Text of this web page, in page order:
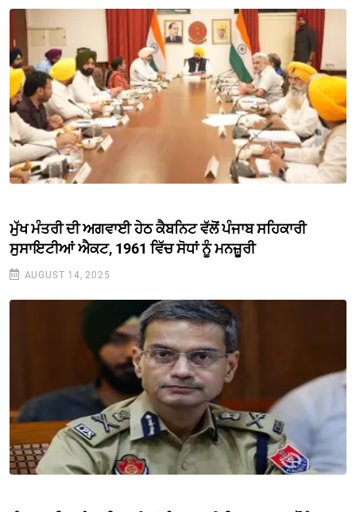
ਮੁੱਖ ਮੰਤਰੀ ਦੀ ਅਗਵਾਈ ਹੇਠ ਕੈਬਨਿਟ ਵੱਲੋਂ ਪੰਜਾਬ ਸਹਿਕਾਰੀ
ਸੁਸਾਇਟੀਆਂ ਐਕਟ, 1961 ਵਿੱਚ ਸੋਧਾਂ ਨੂੰ ਮਨਜ਼ੂਰੀ
AUGUST 14, 2025